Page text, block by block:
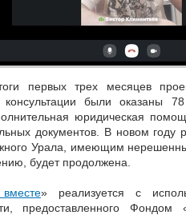
первых трех месяцев
консультации были оказаны
юридическая
документов. В новом году
Урала, имеющим
будет продолжена.
» реализуется с
предоставленного Фондом